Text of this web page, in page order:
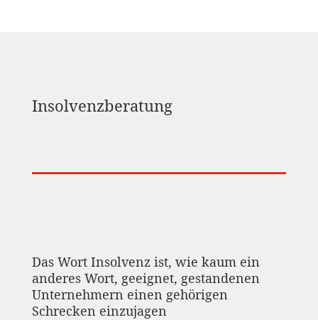
Insolvenzberatung
Das Wort Insolvenz ist, wie kaum ein
anderes Wort, geeignet, gestandenen
Unternehmern einen gehörigen
Schrecken einzujagen